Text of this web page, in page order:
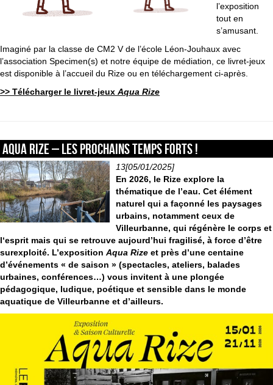
l’exposition
tout en
s’amusant.
Imaginé par la classe de CM2 V de l’école Léon-Jouhaux avec
l’association Specimen(s) et notre équipe de médiation, ce livret-jeux
est disponible à l’accueil du Rize ou en téléchargement ci-après.
>> Télécharger le livret-jeux Aqua Rize
Aqua Rize – Les prochains temps forts !
13[05/01/2025]
En 2026, le Rize explore la
thématique de l’eau. Cet élément
naturel qui a façonné les paysages
urbains, notamment ceux de
Villeurbanne, qui régénère le corps et
l‘esprit mais qui se retrouve aujourd’hui fragilisé, à force d’être
surexploité. L’exposition Aqua Rize et près d’une centaine
d’événements « de saison » (spectacles, ateliers, balades
urbaines, conférences…) vous invitent à une plongée
pédagogique, ludique, poétique et sensible dans le monde
aquatique de Villeurbanne et d’ailleurs.